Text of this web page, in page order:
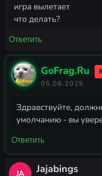
игра вылетает
что делать?
Ответить
GoFrag.Ru
05.06.2025
Здравствуйте,
умолчанию - вы
Ответить
JA Jajabings